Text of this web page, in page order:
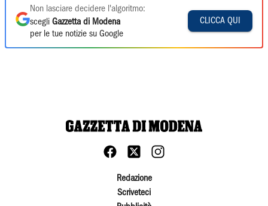
Non lasciare decidere l'algoritmo:
scegli Gazzetta di Modena
per le tue notizie su Google
CLICCA QUI
Redazione
Scriveteci